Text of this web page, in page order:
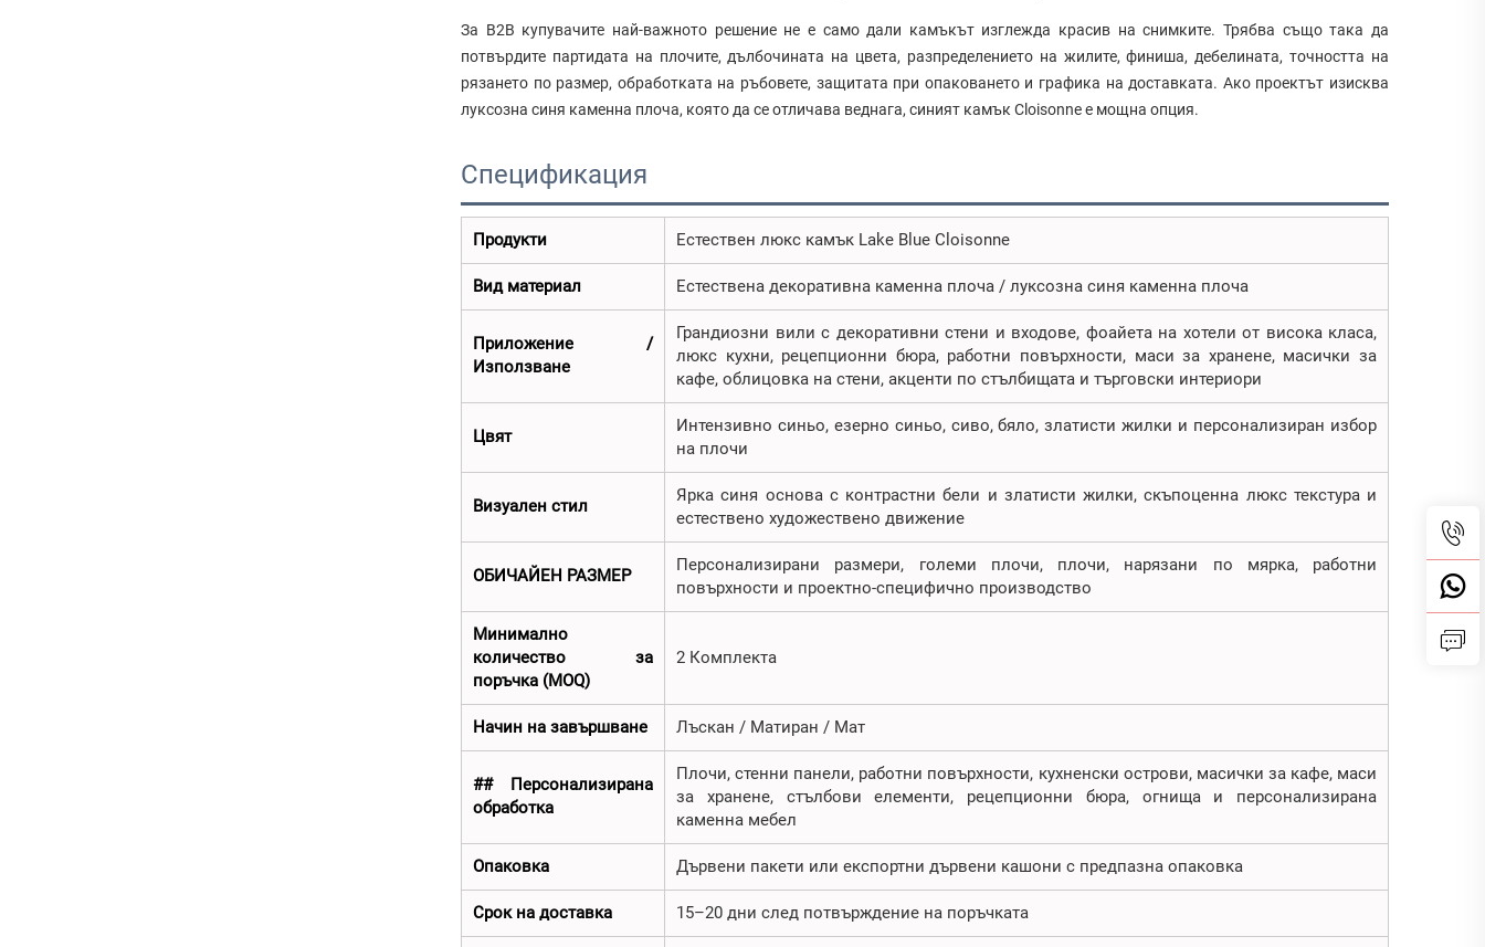
За B2B купувачите най-важното решение не е само дали камъкът изглежда красив на снимките. Трябва също така да
потвърдите партидата на плочите, дълбочината на цвета, разпределението на жилите, финиша, дебелината, точността на
рязането по размер, обработката на ръбовете, защитата при опаковането и графика на доставката. Ако проектът изисква
луксозна синя каменна плоча, която да се отличава веднага, синият камък Cloisonne е мощна опция.
Спецификация
Продукти Естествен люкс камък Lake Blue Cloisonne
Вид материал Естествена декоративна каменна плоча / луксозна синя каменна плоча
Приложение /
Използване
Грандиозни вили с декоративни стени и входове, фоайета на хотели от висока класа,
люкс кухни, рецепционни бюра, работни повърхности, маси за хранене, масички за
кафе, облицовка на стени, акценти по стълбищата и търговски интериори
Цвят
Интензивно синьо, езерно синьо, сиво, бяло, златисти жилки и персонализиран избор
на плочи
Визуален стил
Ярка синя основа с контрастни бели и златисти жилки, скъпоценна люкс текстура и
естествено художествено движение
ОБИЧАЙЕН РАЗМЕР
Персонализирани размери, големи плочи, плочи, нарязани по мярка, работни
повърхности и проектно-специфично производство
Минимално
количество за
поръчка (MOQ)
2 Комплекта
Начин на завършване Лъскан / Матиран / Мат
## Персонализирана
обработка
Плочи, стенни панели, работни повърхности, кухненски острови, масички за кафе, маси
за хранене, стълбови елементи, рецепционни бюра, огнища и персонализирана
каменна мебел
Опаковка Дървени пакети или експортни дървени кашони с предпазна опаковка
Срок на доставка 15–20 дни след потвърждение на поръчката